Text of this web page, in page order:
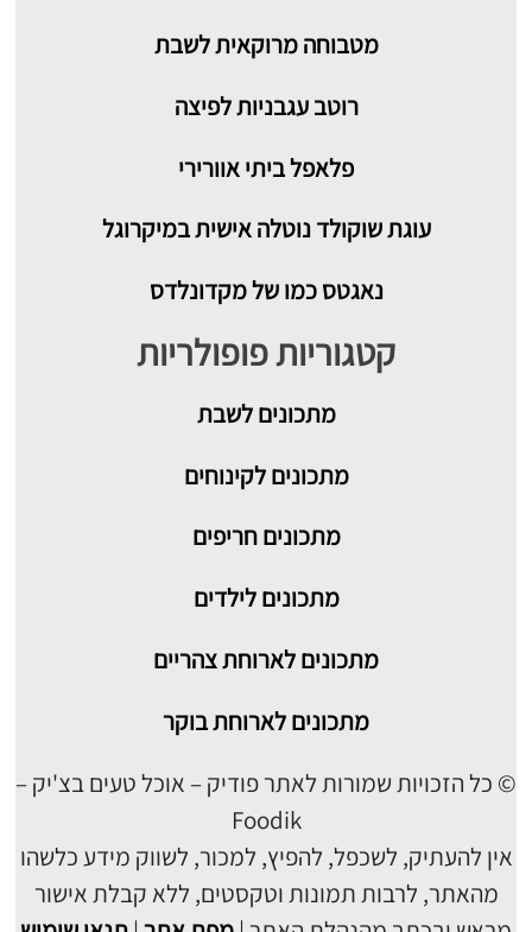
מטבוחה מרוקאית לשבת
רוטב עגבניות לפיצה
פלאפל ביתי אוורירי
עוגת שוקולד נוטלה אישית במיקרוגל
נאגטס כמו של מקדונלדס
קטגוריות פופולריות
מתכוניםלשבת
מתכונים לקינוחים
מתכונים חריפים
מתכונים לילדים
מתכונים לארוחת צהריים
מתכונים לארוחת בוקר
© כל הזכויות שמורות לאתר פודיק – אוכל טעים בצ'יק –
Foodik
אין להעתיק, לשכפל, להפיץ, למכור, לשווק מידע כלשהו
מהאתר, לרבות תמונות וטקסטים, ללא קבלת אישור